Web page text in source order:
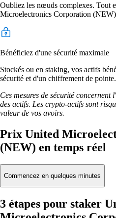
Oubliez les nœuds complexes. Tout
Microelectronics Corporation
Bénéficiez d'une sécurité maximale
Stockés ou en staking, vos actifs
sécurité et d'un chiffrement de pointe.
Ces mesures de sécurité concernent
des actifs. Les crypto-actifs sont
valeur de vos avoirs.
Prix United
(NEW) en temps réel
Commencez en quelques minutes
3 étapes pour staker